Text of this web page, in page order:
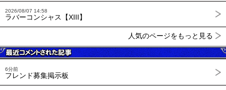
2026/08/07 14:58
ラバーコンシャス【XIII】
人気のページをもっと見る
6分前
フレンド募集掲示板